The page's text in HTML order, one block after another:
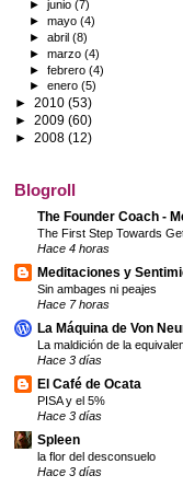
►junio(7)
►mayo(4)
►abril(8)
►marzo(4)
►febrero(4)
►enero(5)
► 2010 (53)
► 2009 (60)
► 2008 (12)
Blogroll
The Founder Coach -
The First Step Towards
Hace 4 horas
Meditaciones y
Sin ambages ni peajes
Hace 7 horas
La Máquina de Von
La maldición de la
Hace 3 días
El Café de Ocata
PISA y el 5%
Hace 3 días
Spleen
la flor del desconsuelo
Hace 3 días